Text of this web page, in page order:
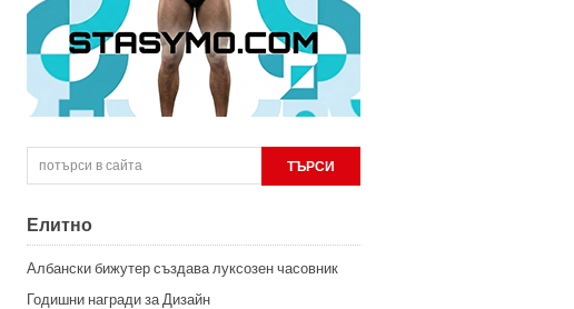
Елитно
Албански бижутер създава луксозен часовник
Годишни награди за Дизайн